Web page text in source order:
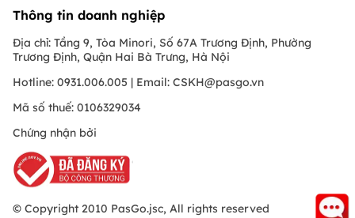
Thông tin doanh nghiệp
Địa chỉ: Tầng 9, Tòa Minori, Số 67A Trương Định, Phường
Trương Định, Quận Hai Bà Trưng, Hà Nội
Hotline: 0931.006.005 | Email: CSKH@pasgo.vn
Mã số thuế: 0106329034
Chứng nhận bởi
© Copyright 2010 PasGo.jsc, All rights reserved